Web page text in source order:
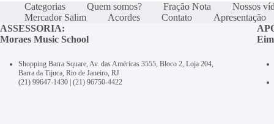
Categorias Quem somos? Fração Nota
Nossos
Mercador Salim
Acordes Contato
Apresentação
ASSESSORIA:
Moraes Music School
Shopping Barra Square, Av. das Américas 3555, Bloco 2, Loja 204,
Barra da Tijuca, Rio de Janeiro, RJ
(21) 99647-1430 | (21) 96750-4422